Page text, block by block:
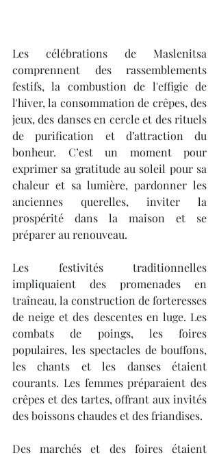
Les célébrations de Maslenitsa
comprennent des rassemblements
festifs, la combustion de l'effigie de
l'hiver, la consommation de crêpes, des
jeux, des danses en cercle et des rituels
de purification et d’attraction du
bonheur. C’est un moment pour
exprimer sa gratitude au soleil pour sa
chaleur et sa lumière, pardonner les
anciennes querelles, inviter la
prospérité dans la maison et se
préparer au renouveau.
Les festivités traditionnelles
impliquaient des promenades en
traîneau, la construction de forteresses
de neige et des descentes en luge. Les
combats de poings, les foires
populaires, les spectacles de bouffons,
les chants et les danses étaient
courants. Les femmes préparaient des
crêpes et des tartes, offrant aux invités
des boissons chaudes et des friandises.
Des marchés et des foires étaient